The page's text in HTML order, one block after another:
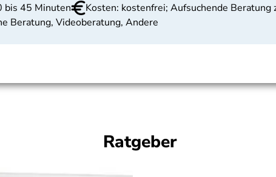
bis 45 Minuten
Kosten: kostenfrei; Aufsuchende Beratung
Beratung, Videoberatung, Andere
Ratgeber